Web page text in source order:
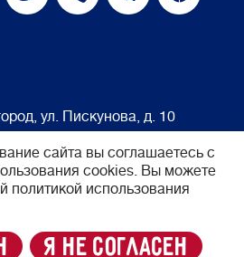
ул. Пискунова, д. 10
8 (800) 500-66-75
сердца»
сайта вы соглашаетесь с
cookies. Вы можете
политикой использования
я не согласен